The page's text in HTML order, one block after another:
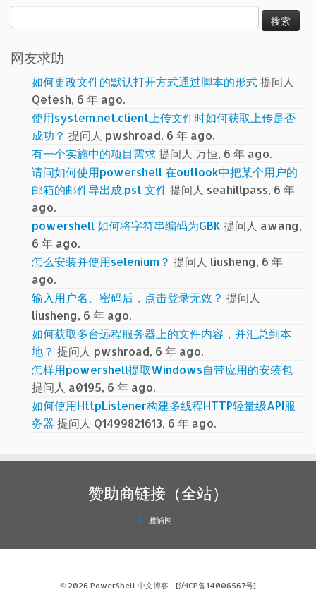
索：
网友求助
如何更改文件的默认打开方式通过脚本的形式提问人
Qetesh, 6 年 ago.
使用system.net.client上传文件时如何获取上传是否
成功？ 提问人 pwshroad, 6 年 ago.
有一个实施中的项目需求提问人 万恒, 6 年 ago.
请问如何使用powershell 在outlook中把某个用户的
邮箱的邮件导出成.pst 文件提问人 seahillpass, 6 年
ago.
powershell 如何将字符串编码为GBK 提问人 awang,
6 年 ago.
怎么安装并使用selenium？ 提问人 liusheng, 6 年
ago.
输入用户名、密码后，点击登录无效？ 提问人
liusheng, 6 年 ago.
如何获取多台远程服务器上的文件内容，并汇总到本
地？ 提问人 pwshroad, 6 年 ago.
怎样用powershell提取Windows自带应用的安装包
提问人 a0195, 6 年 ago.
如何使用HttpListener构建多线程HTTP轻量级API服
务器 提问人 Q1499821613, 6 年 ago.
赞助商链接（全站）
雅诵网
· © 2026 PowerShell 中文博客 · [沪ICP备14006567号] ·